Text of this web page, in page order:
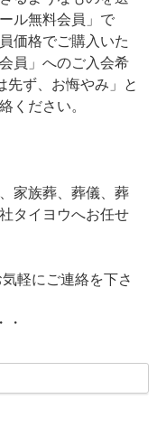
ル無料会員」で
価格でご購入いた
員」へのご入会希
先ず、お悔やみ」と
ください。
家族葬、葬儀、葬
タイヨウへお任せ
軽にご連絡を下さ
・